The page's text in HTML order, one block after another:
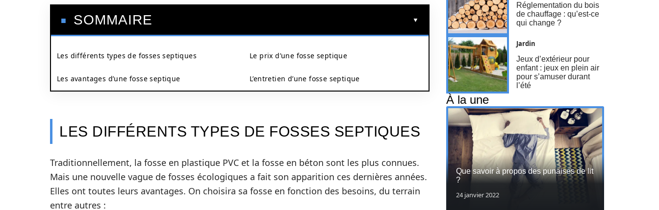
SOMMAIRE
Les différents types de fosses septiques
Les avantages d’une fosse septique
Le prix d’une fosse septique
L’entretien d’une fosse septique
LES DIFFÉRENTS TYPES DE FOSSES SEPTIQUES
Traditionnellement, la fosse en plastique PVC et la fosse en béton sont les plus connues.
Mais une nouvelle vague de fosses écologiques a fait son apparition ces dernières années.
Elles ont toutes leurs avantages. On choisira sa fosse en fonction des besoins, du terrain
entre autres :
Réglementation du bois
de chauffage : qu’est-ce
qui change ?
Jardin
Jeux d’extérieur pour
enfant : jeux en plein air
pour s’amuser durant
l’été
À la une
Que savoir à propos des punaises de lit
?
24 janvier 2022